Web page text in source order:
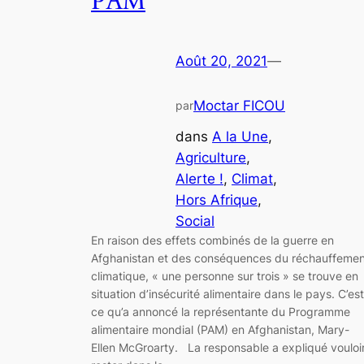
Août 20, 2021—
parMoctar FICOU
dans A la Une
Agriculture
Alerte !, Climat
Hors Afrique
Social
En raison des effets combinés de la guerre en
Afghanistan et des conséquences du
climatique, « une personne sur trois » se trouve en
situation d’insécurité alimentaire dans le pays. C’est
ce qu’a annoncé la représentante du Programme
alimentaire mondial (PAM) en Afghanistan, Mary-
Ellen McGroarty. La responsable a expliqué